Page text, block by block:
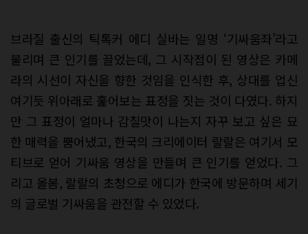
브라질 출신의 틱톡커 에디 실바는 일명 ‘기싸움좌’라고
불리며 큰 인기를 끌었는데, 그 시작점이 된 영상은 카메
라의 시선이 자신을 향한 것임을 인식한 후, 상대를 업신
여기듯 위아래로 훑어보는 표정을 짓는 것이 다였다. 하지
만 그 표정이 얼마나 감칠맛이 나는지 자꾸 보고 싶은 묘
한 매력을 뿜어냈고, 한국의 크리에이터 랄랄은 여기서 모
티브로 얻어 기싸움 영상을 만들며 큰 인기를 얻었다. 그
리고 올봄, 랄랄의 초청으로 에디가 한국에 방문하며 세기
의 글로벌 기싸움을 관전할 수 있었다.